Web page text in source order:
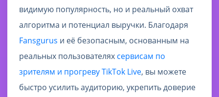
видимую популярность, но и реальный охват
алгоритма и потенциал выручки. Благодаря
Fansgurus и её безопасным, основанным на
реальных пользователях сервисам по
зрителям и прогреву TikTok Live, вы можете
быстро усилить аудиторию, укрепить доверие